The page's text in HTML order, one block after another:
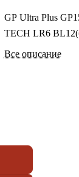
GP Ultra Plus
TECH LR6
Все описание